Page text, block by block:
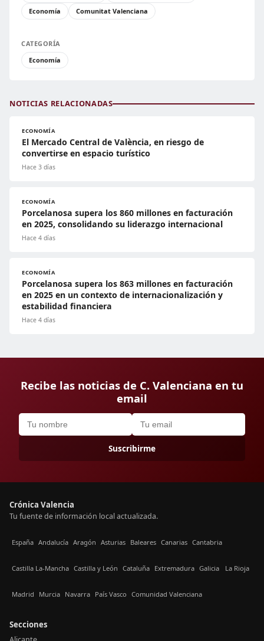
Economía
Comunitat Valenciana
CATEGORÍA
Economía
NOTICIAS RELACIONADAS
ECONOMÍA
El Mercado Central de València, en riesgo de
convertirse en espacio turístico
Hace 3 días
ECONOMÍA
Porcelanosa supera los 860 millones en facturación
en 2025, consolidando su liderazgo internacional
Hace 4 días
ECONOMÍA
Porcelanosa supera los 863 millones en facturación
en 2025 en un contexto de internacionalización y
estabilidad financiera
Hace 4 días
Recibe las noticias de C. Valenciana en tu
email
Suscribirme
Crónica Valencia
Tu fuente de información local actualizada.
España Andalucía Aragón Asturias Baleares Canarias Cantabria
Castilla La-Mancha Castilla y León Cataluña Extremadura Galicia La Rioja
Madrid Murcia Navarra País Vasco Comunidad Valenciana
Secciones